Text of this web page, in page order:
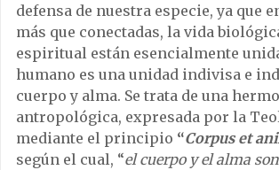
defensa de nuestra especie, ya que
más que conectadas, la vida
espiritual están esencialmente
humano es una unidad indivisa e
cuerpo y alma. Se trata de una
antropológica, expresada por la
mediante el principio “Corpus et
según el cual, “el cuerpo y el alma